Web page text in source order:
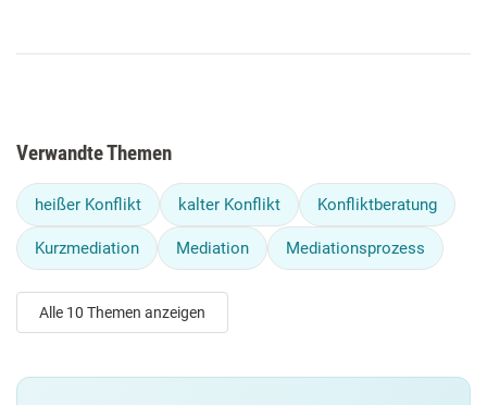
Verwandte Themen
heißer Konflikt kalter Konflikt Konfliktberatung
Kurzmediation Mediation Mediationsprozess
Alle 10 Themen anzeigen